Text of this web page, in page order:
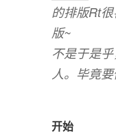
的排版Rt
版~
不是于是
人。毕竟
开始